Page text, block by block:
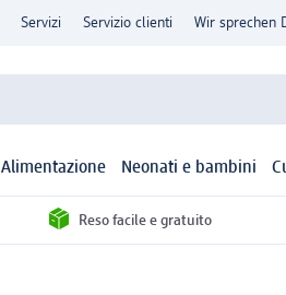
Servizi Servizio clienti Wir sprechen
Alimentazione Neonati e bambini
Reso facile e gratuito